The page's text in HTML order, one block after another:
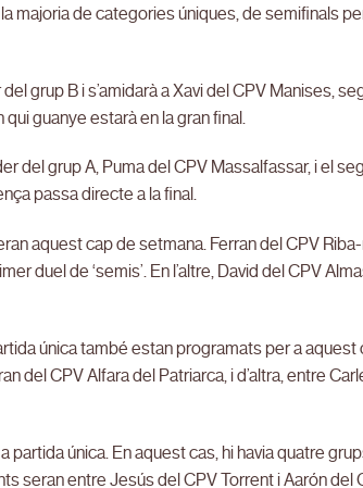
majoria de categories úniques, de semifinals
grup B i s’amidarà a Xavi del CPV Manises,
guanye estarà en la gran final.
del grup A, Puma del CPV Massalfassar, i el
passa directe a la final.
aquest cap de setmana. Ferran del CPV Riba-
duel de ‘semis’. En l’altre, David del CPV
única també estan programats per a aquest
del CPV Alfara del Patriarca, i d’altra, entre
única. En aquest cas, hi havia quatre
seran entre Jesús del CPV Torrent i Aarón del